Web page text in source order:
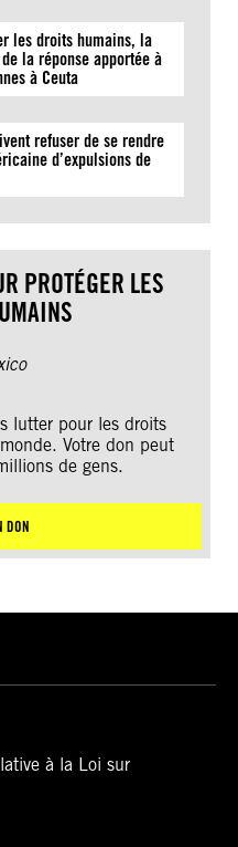
les droits humains, la
la réponse apportée à
à Ceuta
refuser de se rendre
d’expulsions de
PROTÉGER LES
lutter pour les droits
Votre don peut
de gens.
DON
à la Loi sur